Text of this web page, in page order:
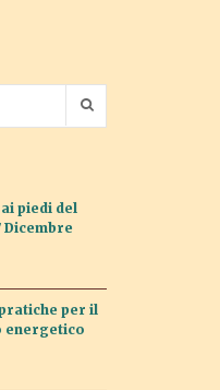
piedi del
per il
energetico